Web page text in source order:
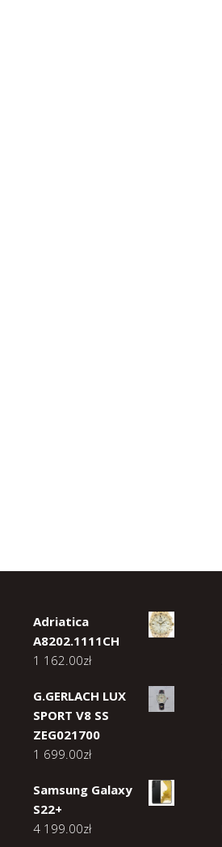
Adriatica
A8202.1111CH
1 162.00zł
G.GERLACH LUX
SPORT V8 SS
ZEG021700
1 699.00zł
Samsung Galaxy
S22+
4 199.00zł